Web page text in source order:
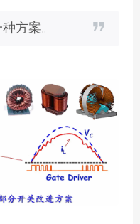
方案。